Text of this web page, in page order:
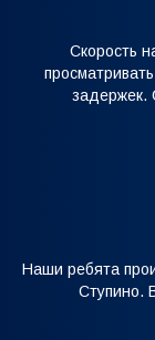
Скорость
задержек.
Наши ребята
Ступино.